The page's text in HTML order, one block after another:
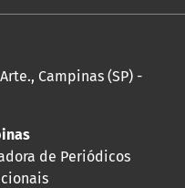
Campinas (SP) -
de Periódicos